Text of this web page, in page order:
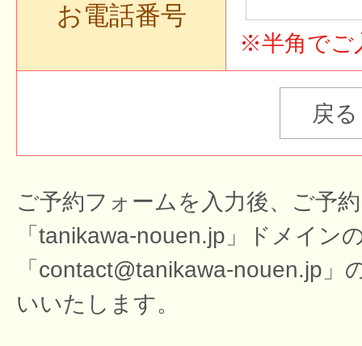
お電話番号
※半角でご
ご予約フォームを入力後、ご予
「tanikawa-nouen.jp」ドメイン
「contact@tanikawa-nouen.jp
いいたします。